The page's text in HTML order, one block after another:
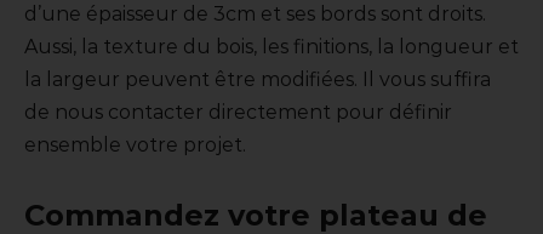
d’une épaisseur de 3cm et ses bords sont droits.
Aussi, la texture du bois, les finitions, la longueur et
la largeur peuvent être modifiées. Il vous suffira
de nous contacter directement pour définir
ensemble votre projet.
Commandez votre plateau de